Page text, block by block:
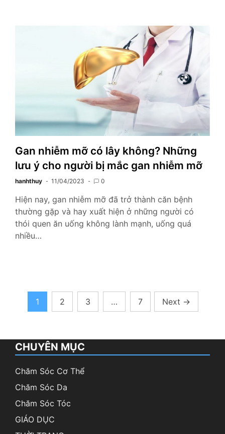
Gan nhiễm mỡ có lây không? Những
lưu ý cho người bị mắc gan nhiễm mỡ
hanhthuy 11/04/2023 0
Hiện nay, gan nhiễm mỡ đã trở thành căn bệnh
thường gặp và hay xuất hiện ở những người có
thói quen ăn uống không lành mạnh, uống quá
nhiều…
Phân
bài
viết
1 2 3 … 7 Next →
CHUYÊN MỤC
Chăm Sóc Cơ Thể
Chăm Sóc Da
Chăm Sóc Tóc
GIÁO DỤC